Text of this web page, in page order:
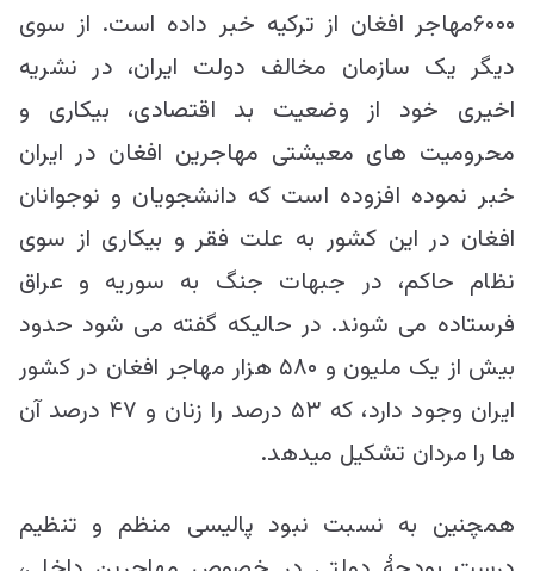
۶۰۰۰مهاجر افغان از ترکیه خبر داده است. از سوی
دیگر یک سازمان مخالف دولت ایران، در نشریه
اخیری خود از وضعیت بد اقتصادی، بیکاری و
محرومیت های معیشتی مهاجرین افغان در ایران
خبر نموده افزوده است که دانشجویان و نوجوانان
افغان در این کشور به علت فقر و بیکاری از سوی
نظام حاکم، در جبهات جنگ به سوریه و عراق
فرستاده می شوند. در حالیکه گفته می شود حدود
بیش از یک ملیون و ۵۸۰ هزار مهاجر افغان در کشور
ایران وجود دارد، که ۵۳ درصد را زنان و ۴۷ درصد آن
ها را مردان تشکیل میدهد.
همچنین به نسبت نبود پالیسی منظم و تنظیم